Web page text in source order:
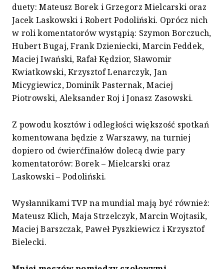
duety: Mateusz Borek i Grzegorz Mielcarski oraz
Jacek Laskowski i Robert Podoliński. Oprócz nich
w roli komentatorów wystąpią: Szymon Borczuch,
Hubert Bugaj, Frank Dzieniecki, Marcin Feddek,
Maciej Iwański, Rafał Kędzior, Sławomir
Kwiatkowski, Krzysztof Lenarczyk, Jan
Micygiewicz, Dominik Pasternak, Maciej
Piotrowski, Aleksander Roj i Jonasz Zasowski.
Z powodu kosztów i odległości większość spotkań
komentowana będzie z Warszawy, na turniej
dopiero od ćwierćfinałów dolecą dwie pary
komentatorów: Borek – Mielcarski oraz
Laskowski – Podoliński.
Wysłannikami TVP na mundial mają być również:
Mateusz Klich, Maja Strzelczyk, Marcin Wojtasik,
Maciej Barszczak, Paweł Pyszkiewicz i Krzysztof
Bielecki.